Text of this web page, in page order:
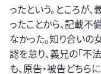
ったという。ところが
ったことから、記載不
なかった。知り合いの
認を怠り、義兄の「不
も、原告・被告どち